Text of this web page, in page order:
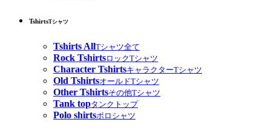
TshirtsTシャツ
Tshirts AllTシャツ全て
Rock TshirtsロックTシャツ
Character TshirtsキャラクターTシャツ
Old TshirtsオールドTシャツ
Other Tshirtsその他Tシャツ
Tank topタンクトップ
Polo shirtsポロシャツ